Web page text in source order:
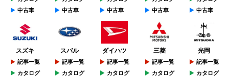
中古車
中古車
中古車
中古車
中古車
スズキ
記事一覧
カタログ
スバル
記事一覧
カタログ
ダイハツ
記事一覧
カタログ
三菱
記事一覧
カタログ
光岡
記事一覧
カタログ